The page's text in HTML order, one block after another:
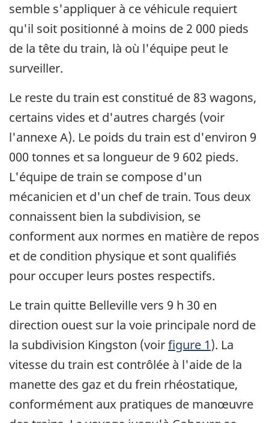
semble s'appliquer à ce véhicule requiert
qu'il soit positionné à moins de 2 000 pieds
de la tête du train, là où l'équipe peut le
surveiller.
Le reste du train est constitué de 83 wagons,
certains vides et d'autres chargés (voir
l'annexe A). Le poids du train est d'environ 9
000 tonnes et sa longueur de 9 602 pieds.
L'équipe de train se compose d'un
mécanicien et d'un chef de train. Tous deux
connaissent bien la subdivision, se
conforment aux normes en matière de repos
et de condition physique et sont qualifiés
pour occuper leurs postes respectifs.
Le train quitte Belleville vers 9 h 30 en
direction ouest sur la voie principale nord de
la subdivision Kingston (voirfigure 1). La
vitesse du train est contrôlée à l'aide de la
manette des gaz et du frein rhéostatique,
conformément aux pratiques de manœuvre